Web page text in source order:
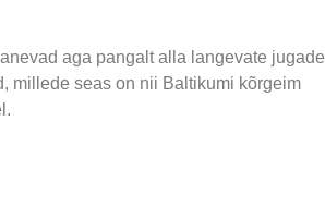
aga pangalt alla langevate jugade
millede seas on nii Baltikumi kõrgeim